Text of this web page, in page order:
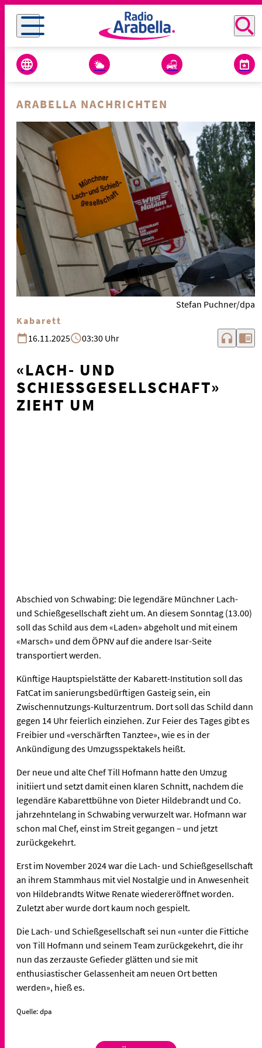
ARABELLA NACHRICHTEN
Stefan Puchner/dpa
Kabarett
16.11.2025
03:30 Uhr headphones chrome_reader_mode
«LACH- UND
SCHIESSGESELLSCHAFT» Z
IEHT UM
Abschied von Schwabing: Die legendäre Münchner Lach-
und Schießgesellschaft zieht um. An diesem Sonntag (13.00)
soll das Schild aus dem «Laden» abgeholt und mit einem
«Marsch» und dem ÖPNV auf die andere Isar-Seite
transportiert werden.
Künftige Hauptspielstätte der Kabarett-Institution soll das
FatCat im sanierungsbedürftigen Gasteig sein, ein
Zwischennutzungs-Kulturzentrum. Dort soll das Schild dann
gegen 14 Uhr feierlich einziehen. Zur Feier des Tages gibt es
Freibier und «verschärften Tanztee», wie es in der
Ankündigung des Umzugsspektakels heißt.
Der neue und alte Chef Till Hofmann hatte den Umzug
initiiert und setzt damit einen klaren Schnitt, nachdem die
legendäre Kabarettbühne von Dieter Hildebrandt und Co.
jahrzehntelang in Schwabing verwurzelt war. Hofmann war
schon mal Chef, einst im Streit gegangen – und jetzt
zurückgekehrt.
Erst im November 2024 war die Lach- und Schießgesellschaft
an ihrem Stammhaus mit viel Nostalgie und in Anwesenheit
von Hildebrandts Witwe Renate wiedereröffnet worden.
Zuletzt aber wurde dort kaum noch gespielt.
Die Lach- und Schießgesellschaft sei nun «unter die Fittiche
von Till Hofmann und seinem Team zurückgekehrt, die ihr
nun das zerzauste Gefieder glätten und sie mit
enthusiastischer Gelassenheit am neuen Ort betten
werden», hieß es.
Quelle: dpa